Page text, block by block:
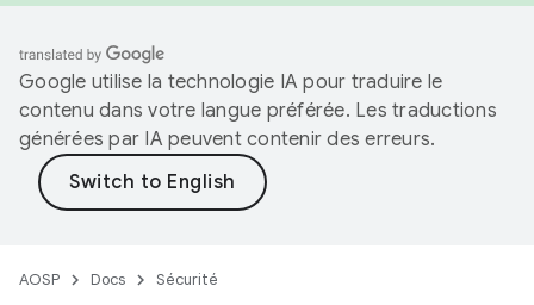
Google utilise la technologie IA pour traduire le
contenu dans votre langue préférée. Les traductions
générées par IA peuvent contenir des erreurs.
AOSP Docs Sécurité